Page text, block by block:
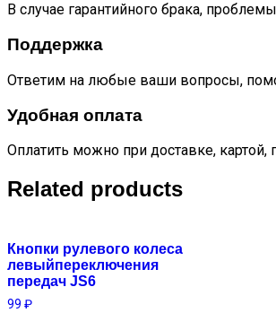
В случае гарантийного брака,
Поддержка
Ответим на любые ваши вопросы,
Удобная оплата
Оплатить можно при доставке,
Related products
Кнопки рулевого колеса
левыйпереключения
передач JS6
99 ₽